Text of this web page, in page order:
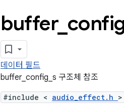
buffer_
데이터 필드
buffer_config_s 구조체 참조
#include < audio_effect.h >